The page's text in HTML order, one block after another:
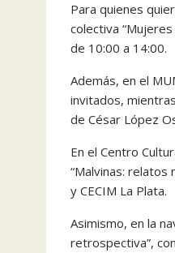
Para quienes
colectiva
de 10:00 a 14:00.
Además, en el
invitados,
de César López
En el Centro
“Malvinas: relatos
y CECIM La Plata.
Asimismo, en la
retrospectiva”,